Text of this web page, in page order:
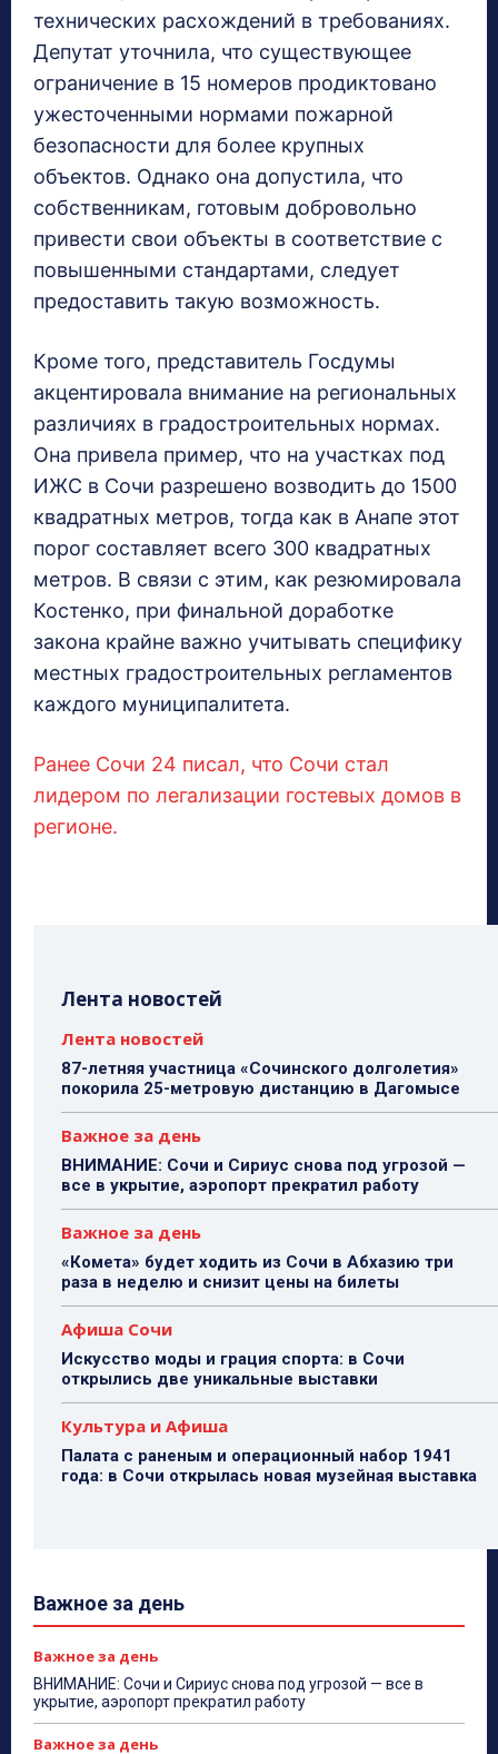
технических расхождений в требованиях.
Депутат уточнила, что существующее
ограничение в 15 номеров продиктовано
ужесточенными нормами пожарной
безопасности для более крупных
объектов. Однако она допустила, что
собственникам, готовым добровольно
привести свои объекты в соответствие с
повышенными стандартами, следует
предоставить такую возможность.
Кроме того, представитель Госдумы
акцентировала внимание на региональных
различиях в градостроительных нормах.
Она привела пример, что на участках под
ИЖС в Сочи разрешено возводить до 1500
квадратных метров, тогда как в Анапе этот
порог составляет всего 300 квадратных
метров. В связи с этим, как резюмировала
Костенко, при финальной доработке
закона крайне важно учитывать специфику
местных градостроительных регламентов
каждого муниципалитета.
Ранее Сочи 24 писал, что Сочи стал
лидером по легализации гостевых домов в
регионе.
Лента новостей
Лента новостей
87-летняя участница «Сочинского долголетия»
покорила 25-метровую дистанцию в Дагомысе
Важное за день
ВНИМАНИЕ: Сочи и Сириус снова под угрозой —
все в укрытие, аэропорт прекратил работу
Важное за день
«Комета» будет ходить из Сочи в Абхазию три
раза в неделю и снизит цены на билеты
Афиша Сочи
Искусство моды и грация спорта: в Сочи
открылись две уникальные выставки
Культура и Афиша
Палата с раненым и операционный набор 1941
года: в Сочи открылась новая музейная выставка
Важное за день
Важное за день
ВНИМАНИЕ: Сочи и Сириус снова под угрозой — все в
укрытие, аэропорт прекратил работу
Важное за день